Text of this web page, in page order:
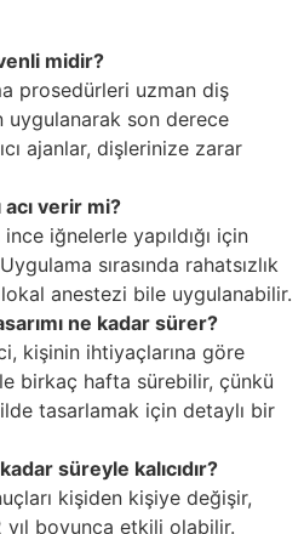
midir?
prosedürleri uzman diş
uygulanarak son derece
ajanlar, dişlerinize zarar
verir mi?
iğnelerle yapıldığı için
sırasında rahatsızlık
anestezi bile uygulanabilir.
ne kadar sürer?
kişinin ihtiyaçlarına göre
birkaç hafta sürebilir, çünkü
tasarlamak için detaylı bir
süreyle kalıcıdır?
kişiden kişiye değişir,
boyunca etkili olabilir.